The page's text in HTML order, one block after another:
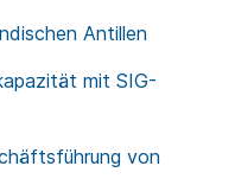
Antillen
mit SIG-
von